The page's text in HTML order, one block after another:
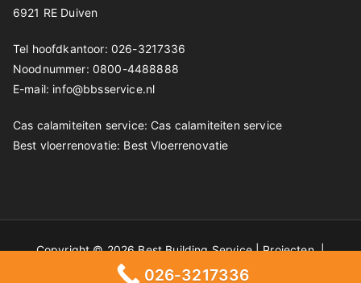
6921 RE Duiven
Tel hoofdkantoor: 026-3217336
Noodnummer: 0800-4488888
E-mail: info@bbsservice.nl
Cas calamiteiten service: Cas calamiteiten service
Best vloerrenovatie: Best Vloerrenovatie
Copyright © 2026 Best Building Service |Projecten|
Privacyverklaring
026-3217336